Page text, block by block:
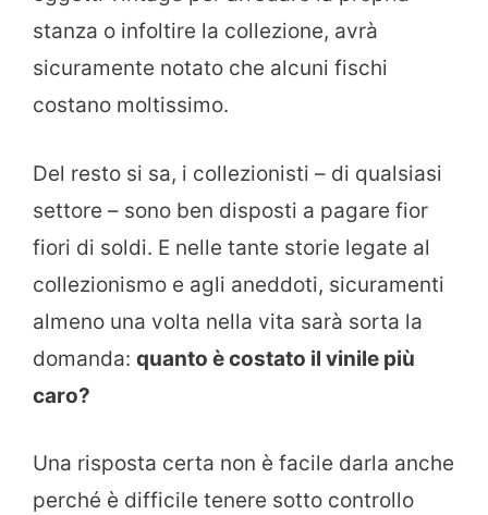
stanza o infoltire la collezione, avrà
sicuramente notato che alcuni fischi
costano moltissimo.
Del resto si sa, i collezionisti – di qualsiasi
settore – sono ben disposti a pagare fior
fiori di soldi. E nelle tante storie legate al
collezionismo e agli aneddoti, sicuramenti
almeno una volta nella vita sarà sorta la
domanda: quanto è costato il vinile più
caro?
Una risposta certa non è facile darla anche
perché è difficile tenere sotto controllo